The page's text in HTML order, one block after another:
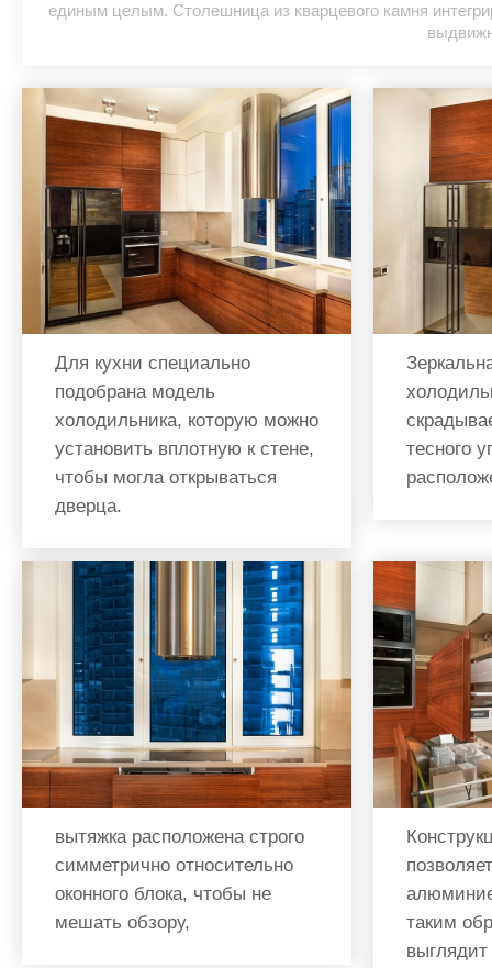
единым целым. Столешница из кварцевого камня
Для кухни специально
подобрана модель
холодильника, которую можно
установить вплотную к стене,
чтобы могла открываться
дверца.
тесного
вытяжка расположена строго
симметрично относительно
оконного блока, чтобы не
мешать обзору,
таким